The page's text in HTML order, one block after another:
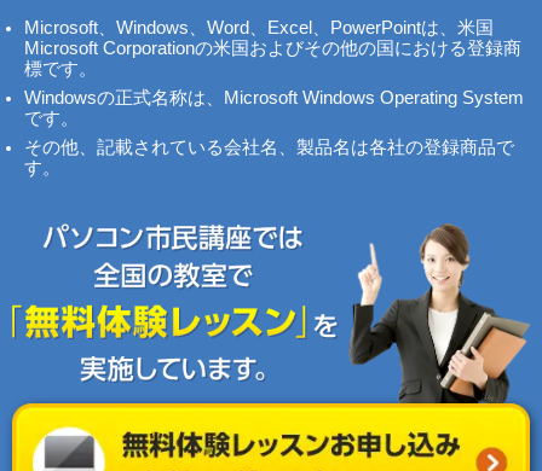
Microsoft、Windows、Word、Excel、PowerPointは、米国
Microsoft Corporationの米国およびその他の国における登録商
標です。
Windowsの正式名称は、Microsoft Windows Operating System
です。
その他、記載されている会社名、製品名は各社の登録商品で
す。